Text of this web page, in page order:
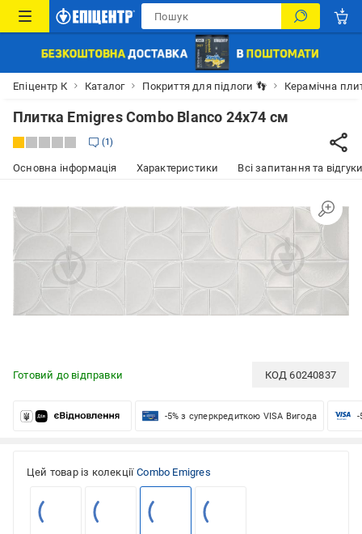
Епіцентр К Каталог Покриття для підлоги 👣 Керамічна
Плитка Emigres Combo Blanco 24x74 см
1
Основна інформація Характеристики Всі запитання та
Готовий до відправки КОД60240837
-5% з суперкредиткою VISA Вигода -
Цей товар із колекції Combo Emigres